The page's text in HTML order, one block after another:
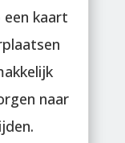
kaart
naar